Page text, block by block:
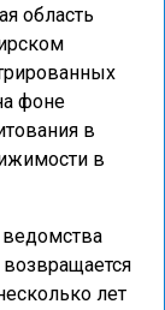
область
фоне
в
в
лет